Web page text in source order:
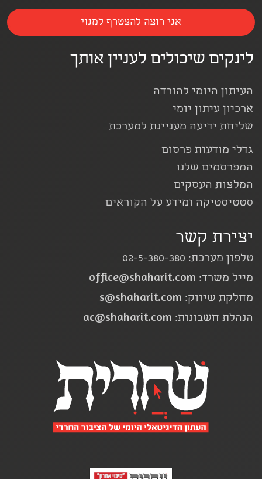
לינקים שיכולים לעניין אותך
העיתון היומי להורדה
ארכיון עיתון יומי
שליחת ידיעה מעניינת למערכת
גדלי מודעות פרסום
המפרסמים שלנו
המלצות העסקים
סטטיסטיקה ומידע על הקוראים
יצירת קשר
טלפון מערכת: 02-5-380-380
מייל משרד: office@shaharit.com
מחלקת שיווק: s@shaharit.com
הנהלת חשבונות: ac@shaharit.com